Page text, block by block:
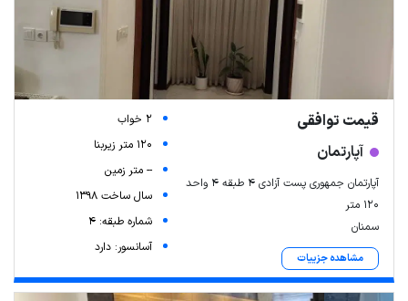
قیمت توافقی
آپارتمان
آپارتمان جمهوری پست آزادی 4 طبقه 4 واحد
120 متر
سمنان
مشاهده جزییات
2 خواب
120 متر زیربنا
-- متر زمین
سال ساخت 1398
شماره طبقه: 4
آسانسور: دارد